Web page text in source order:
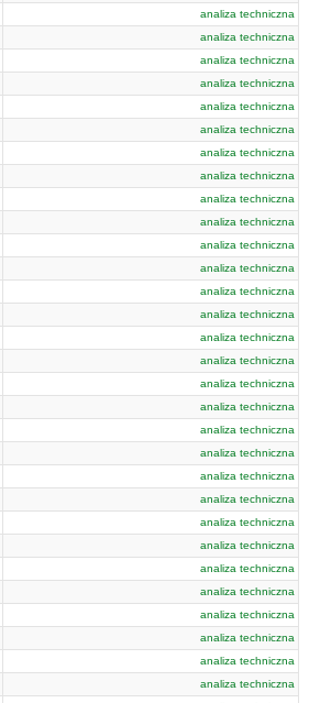
analiza techniczna
analiza techniczna
analiza techniczna
analiza techniczna
analiza techniczna
analiza techniczna
analiza techniczna
analiza techniczna
analiza techniczna
analiza techniczna
analiza techniczna
analiza techniczna
analiza techniczna
analiza techniczna
analiza techniczna
analiza techniczna
analiza techniczna
analiza techniczna
analiza techniczna
analiza techniczna
analiza techniczna
analiza techniczna
analiza techniczna
analiza techniczna
analiza techniczna
analiza techniczna
analiza techniczna
analiza techniczna
analiza techniczna
analiza techniczna